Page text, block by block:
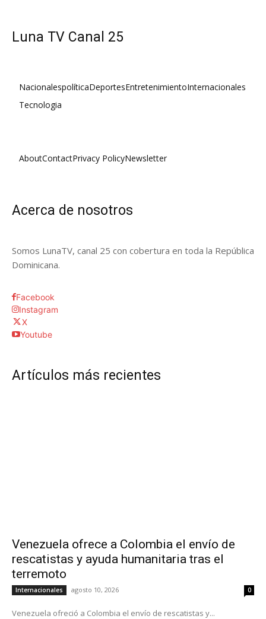
Luna TV Canal 25
NacionalespolíticaDeportesEntretenimientoInternacionales
Tecnologia
AboutContactPrivacy PolicyNewsletter
Acerca de nosotros
Somos LunaTV, canal 25 con cobertura en toda la República
Dominicana.
Facebook
Instagram
X
Youtube
Artículos más recientes
Venezuela ofrece a Colombia el envío de
rescatistas y ayuda humanitaria tras el
terremoto
Internacionales agosto 10, 2026 0
Venezuela ofreció a Colombia el envío de rescatistas y...